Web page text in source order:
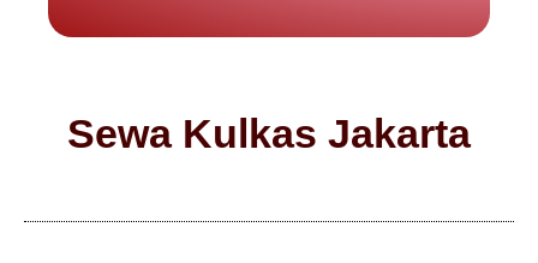
Sewa Kulkas Jakarta